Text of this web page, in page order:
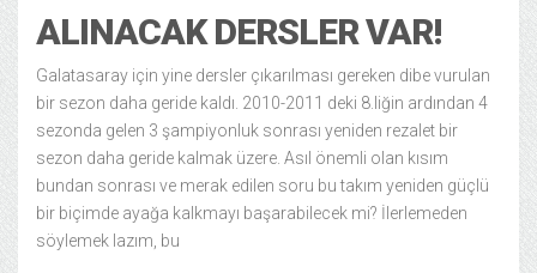
ALINACAK DERSLER VAR!
Galatasaray için yine dersler çıkarılması gereken dibe vurulan
bir sezon daha geride kaldı. 2010-2011 deki 8.liğin ardından 4
sezonda gelen 3 şampiyonluk sonrası yeniden rezalet bir
sezon daha geride kalmak üzere. Asıl önemli olan kısım
bundan sonrası ve merak edilen soru bu takım yeniden güçlü
bir biçimde ayağa kalkmayı başarabilecek mi? İlerlemeden
söylemek lazım, bu